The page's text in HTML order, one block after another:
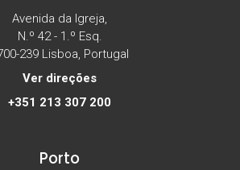
Avenida da Igreja,
N.º 42 - 1.º Esq.
239 Lisboa, Portugal
Ver direções
+351 213 307 200
Porto